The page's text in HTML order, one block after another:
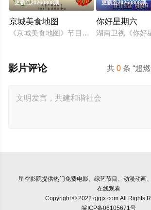
更新至20260808期 6.0
京城美食地图
《京城美食地图》节目组的美食侦探邀约
更新至20260808期
你好星期六
湖南卫视《你好
共0 条 “超
影片评论
星空影院提供热门免费电影、综艺节目、动漫动画
在线观看
Copyright © 2022 qjgjx.com All Rights
皖ICP备06105671号